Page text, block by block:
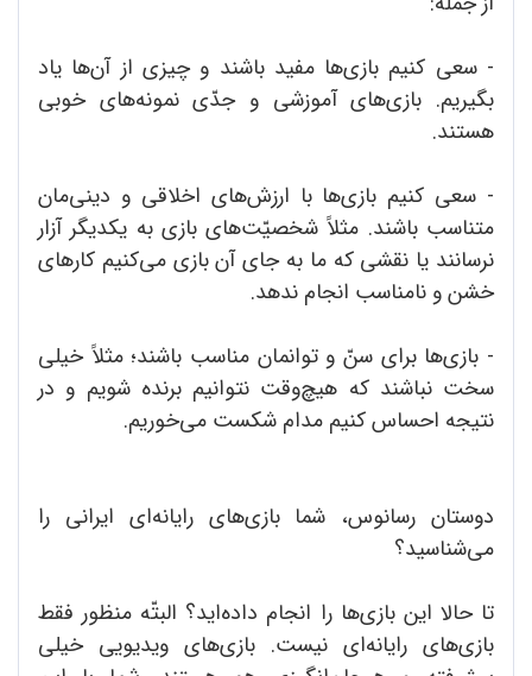
- سعی کنیم بازی‌ها مفید باشند و چیزی از آن‌ها یاد
بگیریم. بازی‌های آموزشی و جدّی نمونه‌های خوبی
هستند.
- سعی کنیم بازی‌ها با ارزش‌های اخلاقی و دینی‌مان
متناسب باشند. مثلاً شخصیّت‌های بازی به یکدیگر آزار
نرسانند یا نقشی که ما به جای آن بازی می‌کنیم کارهای
خشن و نامناسب انجام ندهد.
- بازی‌ها برای سنّ و توانمان مناسب باشند؛ مثلاً خیلی
سخت نباشند که هیچ‌وقت نتوانیم برنده شویم و در
نتیجه احساس کنیم مدام شکست می‌خوریم.
دوستان رسانوس، شما بازی‌های رایانه‌ای ایرانی را
می‌شناسید؟
تا حالا این بازی‌ها را انجام داده‌اید؟ البتّه منظور فقط
بازی‌های رایانه‌ای نیست. بازی‌های ویدیویی خیلی